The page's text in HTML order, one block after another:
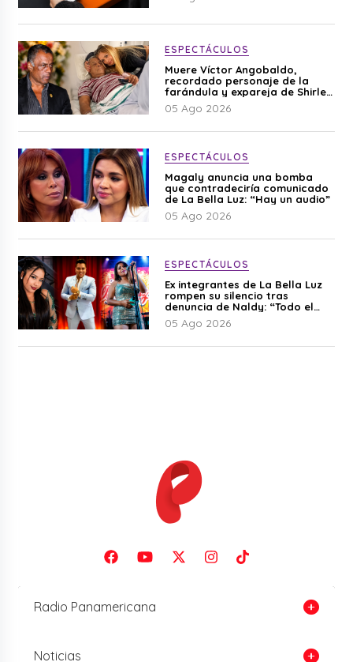
ESPECTÁCULOS
Muere Víctor Angobaldo,
recordado personaje de la
farándula y expareja de Shirley
Cherres
05 Ago 2026
ESPECTÁCULOS
Magaly anuncia una bomba
que contradeciría comunicado
de La Bella Luz: “Hay un audio”
05 Ago 2026
ESPECTÁCULOS
Ex integrantes de La Bella Luz
rompen su silencio tras
denuncia de Naldy: “Todo el
mundo lo sabía”
05 Ago 2026
Radio Panamericana
Noticias